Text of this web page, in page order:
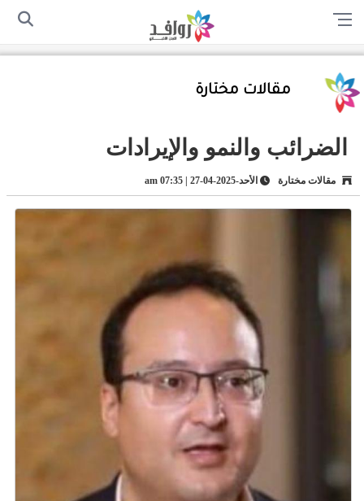
الرئيسية سياسة الخصوصية
مقالات مختارة
الضرائب والنمو والإيرادات
مقالات مختارة الأحد-2025-04-27 | 07:35 am